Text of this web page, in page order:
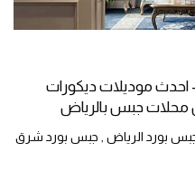
احدث موديلات ديكورات
محلات جبس بالرياض
جبس بورد الرياض , جبس بورد شرق